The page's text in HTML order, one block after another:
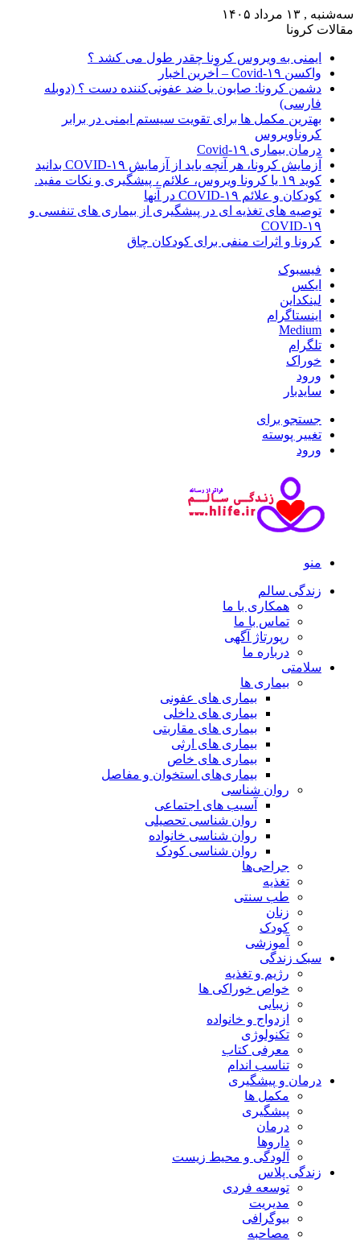
سه‌شنبه , ۱۳ مرداد ۱۴۰۵
مقالات کرونا
ایمنی به ویروس کرونا چقدر طول می کشد ؟
واکسن Covid-۱۹ – آخرین اخبار
دشمن کرونا: صابون یا ضد عفونی‌کننده دست ؟ (دوبله
فارسی)
بهترین مکمل ها برای تقویت سیستم ایمنی در برابر
کروناویروس
درمان بیماری Covid-۱۹
آزمایش کرونا، هر آنچه باید از آزمایش COVID-۱۹ بدانید
کوید ۱۹ یا کرونا ویروس، علائم ، پیشگیری و نکات مفید.
کودکان و علائم COVID-۱۹ در آنها
توصیه های تغذیه ای در پیشگیری از بیماری های تنفسی و
COVID-۱۹
کرونا و اثرات منفی برای کودکان چاق
فیسبوک
ایکس
لینکداین
اینستاگرام
Medium
تلگرام
خوراک
ورود
سایدبار
جستجو برای
تغییر پوسته
ورود
منو
زندگی سالم
همکاری با ما
تماس با ما
رپورتاژ آگهی
درباره ما
سلامتی
بیماری ها
بیماری های عفونی
بیماری های داخلی
بیماری های مقاربتی
بیماری های ارثی
بیماری های خاص
بیماری‌های استخوان و مفاصل
روان شناسی
آسیب های اجتماعی
روان شناسی تحصیلی
روان شناسی خانواده
روان شناسی کودک
جراحی‌ها
تغذیه
طب سنتی
زنان
کودک
آموزشی
سبک زندگی
رژیم و تغذیه
خواص خوراکی ها
زیبایی
ازدواج و خانواده
تکنولوژی
معرفی کتاب
تناسب اندام
درمان و پیشگیری
مکمل ها
پیشگیری
درمان
داروها
آلودگی و محیط زیست
زندگی پلاس
توسعه فردی
مدیریت
بیوگرافی
مصاحبه